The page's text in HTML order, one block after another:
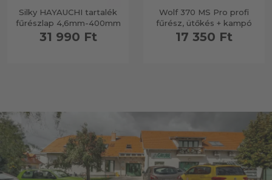
Silky HAYAUCHI tartalék
fűrészlap 4,6mm-400mm
31 990 Ft
Wolf 370 MS Pro profi
fűrész, ütőkés + kampó
17 350 Ft